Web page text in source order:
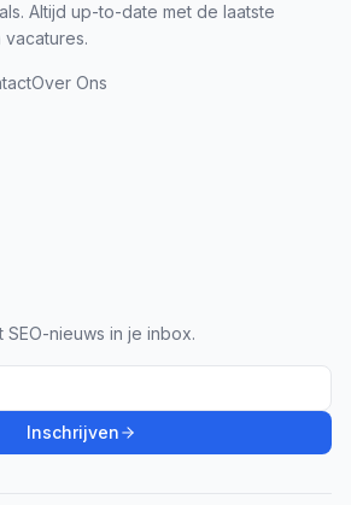
Altijd up-to-date met de laatste
Over Ons
nieuws in je inbox.
Inschrijven